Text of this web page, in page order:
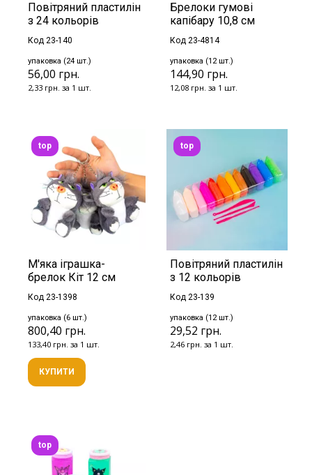
Повітряний пластилін
з 24 кольорів
Код 23-140
упаковка (24 шт.)
56,00 грн.
2,33 грн. за 1 шт.
Брелоки гумові
капібару 10,8 см
Код 23-4814
упаковка (12 шт.)
144,90 грн.
12,08 грн. за 1 шт.
М'яка іграшка-
брелок Кіт 12 см
Код 23-1398
упаковка (6 шт.)
800,40 грн.
133,40 грн. за 1 шт.
top
КУПИТИ
Повітряний пластилін
з 12 кольорів
Код 23-139
упаковка (12 шт.)
29,52 грн.
2,46 грн. за 1 шт.
top
top